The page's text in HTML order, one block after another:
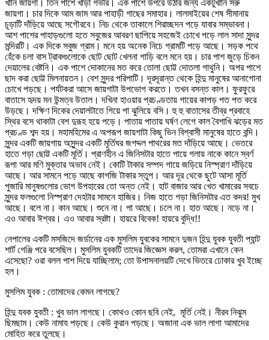
খানি জায়গা। তিন পাশে খাড়া গভীর। এক পাশে উপরে উঠার জন্য একটুখানি সরু
জায়গা। চার দিকে আম জাম আর পাহাড়ী গাছের সমাহার। লালমাইয়ের শেষ সীমানায়
চূড়াটি দাঁড়িয়ে আছে সগৌরবে। নিচ থেকে তাকালে শিরাচ্ছদন পড়ে যাবার সম্ভাবনা।
আশ পাশের পাহাড়গুলো হতে সবুজের আবরণ ছাপিয়ে সহজেই চোখে পড়ে লাল সাদা সুন্দর
মন্দিরটি। এক দিকে সবুজ গ্রাম। মনে হয় অনেক নিচে গ্রামটি পড়ে আছে। সড়ক পথে
হেঁকে চলা বাস ট্রাকগুলোকে ছোট ছোট খেলনা গাড়ি বলে মনে হয়। চার পাশ জুড়ে চিকন
দেয়ালের বেষ্টনি। এক পাশে দোকানের মত করে তোলা ছোট্ট দোতলা গাথুনি। অপর পাশে
ছাদ করা ছোট্ট মিলনায়তন। বেশ সুন্দর পরিপাটি। দূরদূরান্ত থেকে হিন্দু মানুষের আনাগোনা
চোখে পড়ছে। পর্যটকরা আসে জায়গাটা উপভোগ করতে। তখন বসন্ত কাল। ফুরফুরে
বাতাসে হৃদয় মন উন্মত্ব উতাল। দখিনা হাওয়ার প্রচণ্ডতায় গায়ের কাপড় পত পত করে
উড়ছে। দক্ষিণ দিকের দেয়ালটাতে গিয়ে পা ঝুলিয়ে বসি। হু হু বাতাসের তীব্র প্রবাহে
স্থির বসে থাকাটা বেশ দুরূহ হয়ে পড়ে। পাতায় পাতায় ঘর্ষণ লেগে কাল বৈশাখি ঝড়ের মত
প্রচণ্ড শব্দ হয়। মহামহিমের এ অপরূপ জায়গাটা কিছু ভিন বিশ্বাসী মানুষের হাতে বন্দি।
সুন্দর একটি জায়গায় অসুন্দর একটি মূর্তিঘর জগদ্দল পাথরের মত দাঁড়িয়ে আছে। ভেতরে
হাতে গড়া ছোট্ট একটি মূর্তি। প্রাণহীন এ জিনিসটার হাতে পায়ে গলায় নাকে কানে স্বর্ণ
রূপা আর মণি মুক্তার অভাব নেই। কোটি টাকার সম্পদ গায়ে জড়িয়ে নিস্প্রাণ দাঁড়িয়ে
আছে। আর সামনে পড়ে আছে কাগজি টাকার স্তুপ। আর দূর থেকে ছুটে আসা মূর্তি
পুজারি মানুষগুলোর ভোগ উপহারের তো অন্ত নেই। হাট বাজার আর খেত খামারের সবচে
সুন্দর ফলগুলো নিস্প্রাণ দেহটার সামনে হাজির। নিজ হাতে গড়া জিনিসটার এত কদর! মুখ
আছে। বলে না। কান আছে। শুনে না। পা আছে। চলে না। হাত আছে। নড়ে না।
এও আবার ঈশ্বর। এও আবার স্রষ্টা। হায়রে বিবেক! হায়রে বুদ্ধি!!
নেপালের একটি মসজিদে জর্ডানের এক মুসলিম যুবকের সামনে দুজন হিন্দু যুবক যুবতী প্যান্ট
শার্ট গেঞ্জি পরে বসেছিল। মুসলিম যুবকটি তাদের জিজ্ঞেস করল, তোমরা এখানে কেন
এসেছো? ওরা বলল পাশ দিয়ে যাচ্ছিলাম; তো উপাসনালয়টি দেখে ভিতরে ঢোকার খুব ইচ্ছে
হল।
মুসলিম যুবক : তোমাদের কেমন লাগছে?
হিন্দু যবক যুবতী : খুব ভাল লাগছে। কোথও কোন ছবি নেই, মূর্তি নেই। নীরব নিঝুম
ছিমছাম। কেউ নামায পড়ছে। কেউ কুরান পড়ছে। অজানা এক ভাল লাগা আমাদের
মোহিত করে তুলছে।